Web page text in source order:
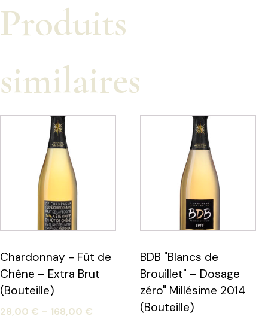
Produits
similaires
Chardonnay - Fût de
Chêne – Extra Brut
(Bouteille)
28,00 € – 168,00 €
BDB "Blancs de
Brouillet" – Dosage
zéro" Millésime 2014
(Bouteille)